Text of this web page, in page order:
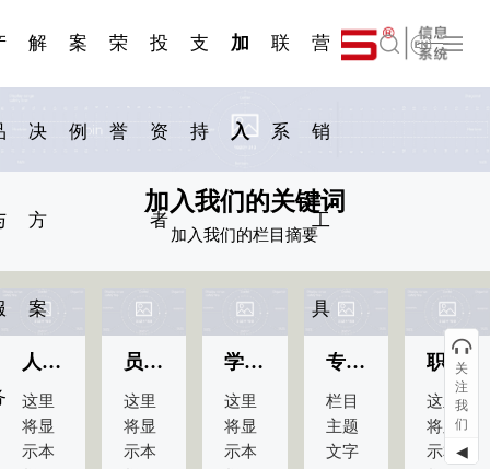
解
决
方
案
案
例
荣
誉
投
资
者
支
持
加
入
联
系
营
销
工
具
English
加入我们的关键词
加入我们的栏目摘要
人才理念
这里
将显
示本
员工与文化
这里
将显
示本
学生与毕业生
这里
将显
示本
专业人员
栏目
主题
文字
职位信息
这里
将显
示本
关
注
我
们
◀